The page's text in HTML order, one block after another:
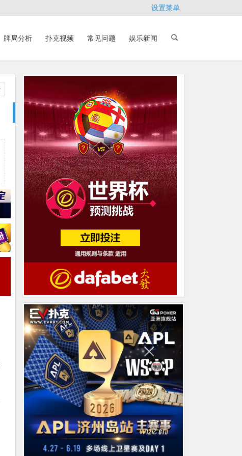
设置菜单
牌局分析 扑克视频 常见问题 娱乐新闻